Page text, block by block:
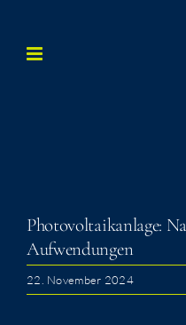
Inhalt
Pho­to­vol­ta­ik­an­la­ge:
Aufwendungen
22. November 2024